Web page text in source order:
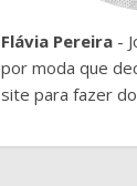
Flávia Pereira -
por moda que
site para fazer